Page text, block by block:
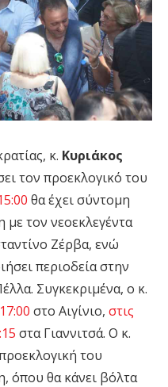
κ. Κυριάκος
τον προεκλογικό του
θα έχει σύντομη
τον νεοεκλεγέντα
Ζέρβα, ενώ
περιοδεία στην
Συγκεκριμένα, ο κ.
στο Αιγίνιο, στις
στα Γιαννιτσά. Ο κ.
του
όπου θα κάνει βόλτα